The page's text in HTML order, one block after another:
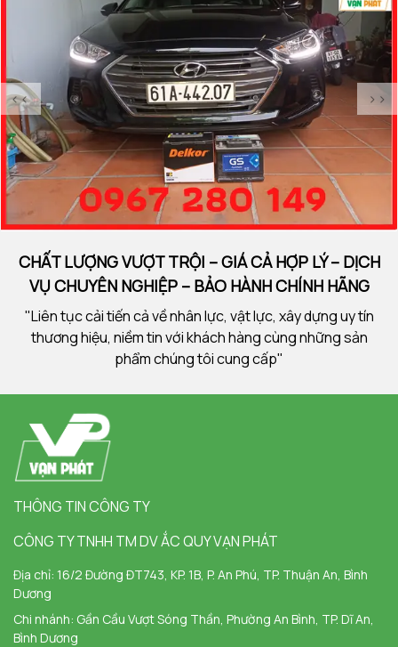
<< >>
CHẤT LƯỢNG VƯỢT TRỘI – GIÁ CẢ HỢP LÝ – DỊCH
VỤ CHUYÊN NGHIỆP – BẢO HÀNH CHÍNH HÃNG
"Liên tục cải tiến cả về nhân lực, vật lực, xây dựng uy tín
thương hiệu, niềm tin với khách hàng cùng những sản
phẩm chúng tôi cung cấp"
THÔNG TIN CÔNG TY
CÔNG TY TNHH TM DV ẮC QUY VẠN PHÁT
Địa chỉ: 16/2 Đường ĐT743, KP. 1B, P. An Phú, TP. Thuận An, Bình
Dương
Chi nhánh: Gần Cầu Vượt Sóng Thần, Phường An Bình, TP. Dĩ An,
Bình Dương